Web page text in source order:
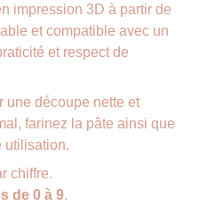
impression 3D à partir de
et compatible avec un
et respect de
une découpe nette et
farinez la pâte ainsi que
utilisation.
chiffre.
de 0 à 9.